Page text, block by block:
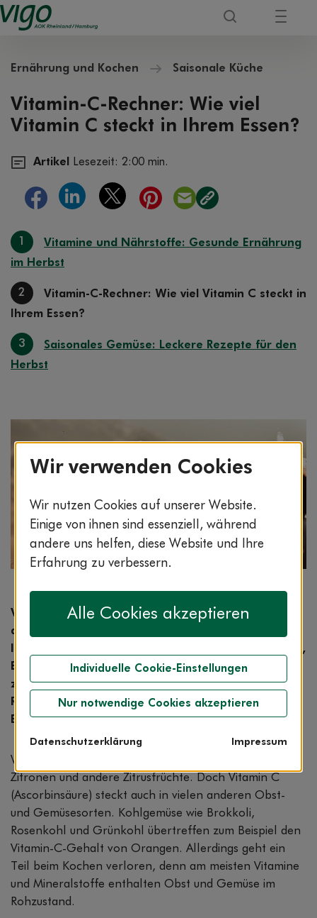
Ernährung und Kochen Saisonale Küche
Vitamin-C-Rechner: Wie viel
Vitamin C steckt in Ihrem Essen?
Artikel Lesezeit: 2:00 min.
Vitamine und Nährstoffe: Gesunde Ernährung
im Herbst
2
Vitamin-C-Rechner: Wie viel Vitamin C steckt in
Ihrem Essen?
3
Saisonales Gemüse: Leckere Rezepte für den
Herbst
Vitamin C ist einer der wichtigsten Nährstoffe für
den menschlichen Körper: Es stärkt unser
Immunsystem und hilft, Erkältungen zu vermeiden,
Bindegewebe aufzubauen und Wunden schneller
zu heilen. Prüfen Sie mit unserem Vitamin-C-
Rechner, ob Sie über die Ernährung Ihren täglichen
Bedarf an Vitamin C decken.
Wer an Vitamin C denkt, denkt zuerst an Orangen,
Zitronen und andere Zitrusfrüchte. Doch Vitamin C
(Ascorbinsäure) steckt auch in vielen anderen Obst-
und Gemüsesorten. Kohlgemüse wie Brokkoli,
Rosenkohl und Grünkohl übertreffen zum Beispiel den
Vitamin-C-Gehalt von Orangen. Allerdings geht ein
Teil beim Kochen verloren, denn am meisten Vitamine
und Mineralstoffe enthalten Obst und Gemüse im
Rohzustand.
Wir verwenden Cookies
Wir nutzen Cookies auf unserer Website.
Einige von ihnen sind essenziell, während
andere uns helfen, diese Website und Ihre
Erfahrung zu verbessern.
Alle Cookies akzeptieren
Individuelle Cookie-Einstellungen
Nur notwendige Cookies akzeptieren
Datenschutzerklärung Impressum